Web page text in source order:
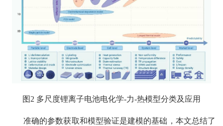
图2 多尺度锂离子电池电化学-力-热模型分类及应用
准确的参数获取和模型验证是建模的基础，本文总结了